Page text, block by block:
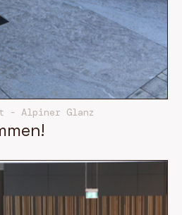
- Alpiner Glanz